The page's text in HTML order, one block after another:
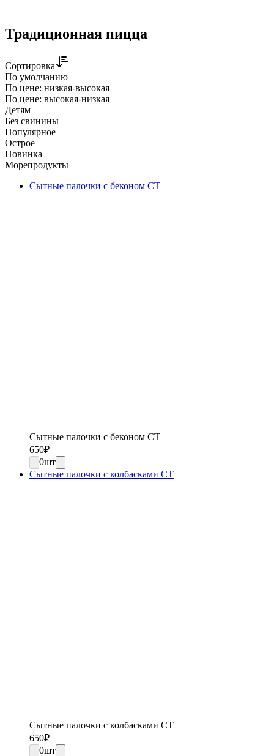
Традиционная пицца
Сортировка
По умолчанию
По цене: низкая-высокая
По цене: высокая-низкая
Детям
Без свинины
Популярное
Острое
Новинка
Морепродукты
Сытные палочки с беконом СТ
Сытные палочки с беконом СТ
650₽
0шт
Сытные палочки с колбасками СТ
Сытные палочки с колбасками СТ
650₽
0шт